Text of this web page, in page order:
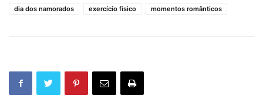
dia dos namorados
exercício físico momentos românticos